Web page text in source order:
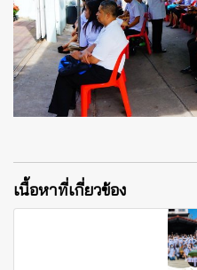
เนื้อหาที่เกี่ยวข้อง